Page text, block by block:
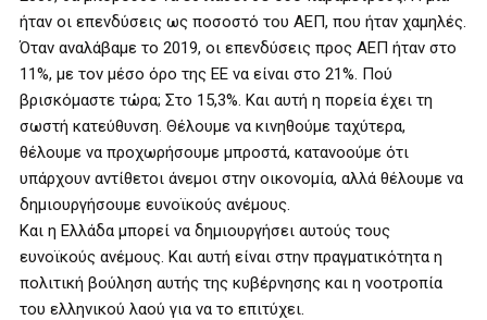
ήταν οι επενδύσεις ως ποσοστό του ΑΕΠ, που ήταν χαμηλές.
Όταν αναλάβαμε το 2019, οι επενδύσεις προς ΑΕΠ ήταν στο
11%, με τον μέσο όρο της ΕΕ να είναι στο 21%. Πού
βρισκόμαστε τώρα; Στο 15,3%. Και αυτή η πορεία έχει τη
σωστή κατεύθυνση. Θέλουμε να κινηθούμε ταχύτερα,
θέλουμε να προχωρήσουμε μπροστά, κατανοούμε ότι
υπάρχουν αντίθετοι άνεμοι στην οικονομία, αλλά θέλουμε να
δημιουργήσουμε ευνοϊκούς ανέμους.
Και η Ελλάδα μπορεί να δημιουργήσει αυτούς τους
ευνοϊκούς ανέμους. Και αυτή είναι στην πραγματικότητα η
πολιτική βούληση αυτής της κυβέρνησης και η νοοτροπία
του ελληνικού λαού για να το επιτύχει.